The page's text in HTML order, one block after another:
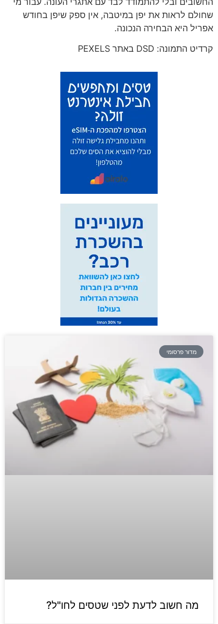
שחולם לראות את יפן במיטבה, אין ספק שיפן בחודש
אפריל היא הבחירה הנכונה.
קרדיט התמונה: DSD באתר PEXELS
מדור פרסומי
מה חשוב לדעת לפני שטסים לחו"ל?